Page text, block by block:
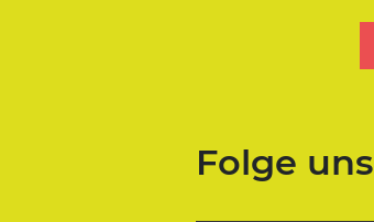
Folge uns